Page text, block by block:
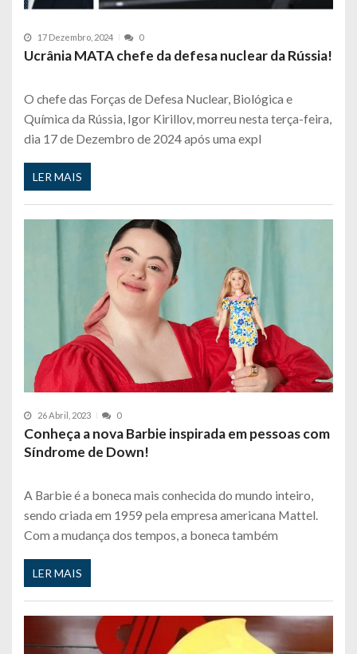
17 Dezembro, 2024 0
Ucrânia MATA chefe da defesa nuclear da Rússia!
O chefe das Forças de Defesa Nuclear, Biológica e
Química da Rússia, Igor Kirillov, morreu nesta terça-feira,
dia 17 de Dezembro de 2024 após uma expl
LER MAIS
26 Abril, 2023 0
Conheça a nova Barbie inspirada em pessoas com
Síndrome de Down!
A Barbie é a boneca mais conhecida do mundo inteiro,
sendo criada em 1959 pela empresa americana Mattel.
Com a mudança dos tempos, a boneca também
LER MAIS